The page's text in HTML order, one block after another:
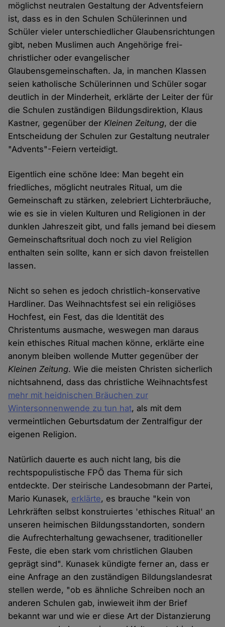
möglichst neutralen Gestaltung der Adventsfeiern
ist, dass es in den Schulen Schülerinnen und
Schüler vieler unterschiedlicher Glaubensrichtungen
gibt, neben Muslimen auch Angehörige frei-
christlicher oder evangelischer
Glaubensgemeinschaften. Ja, in manchen Klassen
seien katholische Schülerinnen und Schüler sogar
deutlich in der Minderheit, erklärte der Leiter der für
die Schulen zuständigen Bildungsdirektion, Klaus
Kastner, gegenüber derKleinen Zeitung, der die
Entscheidung der Schulen zur Gestaltung neutraler
"Advents"-Feiern verteidigt.
Eigentlich eine schöne Idee: Man begeht ein
friedliches, möglicht neutrales Ritual, um die
Gemeinschaft zu stärken, zelebriert Lichterbräuche,
wie es sie in vielen Kulturen und Religionen in der
dunklen Jahreszeit gibt, und falls jemand bei diesem
Gemeinschaftsritual doch noch zu viel Religion
enthalten sein sollte, kann er sich davon freistellen
lassen.
Nicht so sehen es jedoch christlich-konservative
Hardliner. Das Weihnachtsfest sei ein religiöses
Hochfest, ein Fest, das die Identität des
Christentums ausmache, weswegen man daraus
kein ethisches Ritual machen könne, erklärte eine
anonym bleiben wollende Mutter gegenüber der
Kleinen Zeitung. Wie die meisten Christen sicherlich
nichtsahnend, dass das christliche Weihnachtsfest
mehr mit heidnischen Bräuchen zur
Wintersonnenwende zu tun hat, als mit dem
vermeintlichen Geburtsdatum der Zentralfigur der
eigenen Religion.
Natürlich dauerte es auch nicht lang, bis die
rechtspopulistische FPÖ das Thema für sich
entdeckte. Der steirische Landesobmann der Partei,
Mario Kunasek, erklärte, es brauche "kein von
Lehrkräften selbst konstruiertes 'ethisches Ritual' an
unseren heimischen Bildungsstandorten, sondern
die Aufrechterhaltung gewachsener, traditioneller
Feste, die eben stark vom christlichen Glauben
geprägt sind". Kunasek kündigte ferner an, dass er
eine Anfrage an den zuständigen Bildungslandesrat
stellen werde, "ob es ähnliche Schreiben noch an
anderen Schulen gab, inwieweit ihm der Brief
bekannt war und wie er diese Art der Distanzierung